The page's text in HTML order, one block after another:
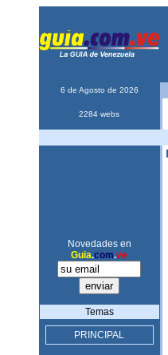
6 de Agosto de 2026
2284 webs
Novedades en
Guia.com.ve
Temas
PRINCIPAL